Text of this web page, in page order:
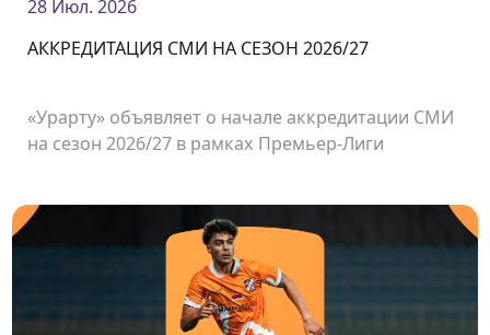
28 Июл. 2026
АККРЕДИТАЦИЯ СМИ НА СЕЗОН 2026/27
«Урарту» объявляет о начале аккредитации СМИ
на сезон 2026/27 в рамках Премьер-Лиги